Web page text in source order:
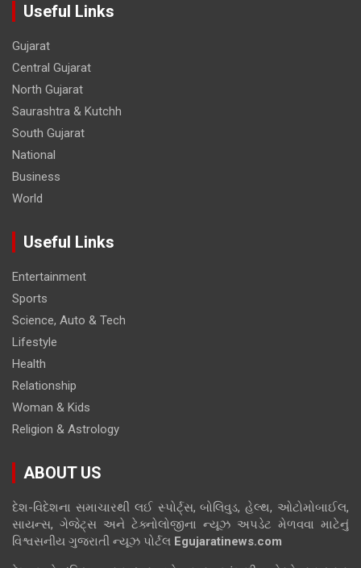
Useful Links
Gujarat
Central Gujarat
North Gujarat
Saurashtra & Kutchh
South Gujarat
National
Business
World
Useful Links
Entertainment
Sports
Science, Auto & Tech
Lifestyle
Health
Relationship
Woman & Kids
Religion & Astrology
ABOUT US
દેશ-વિદેશના સમાચારથી લઈ સ્પોર્ટ્સ, બોલિવુડ, હેલ્થ, ઓટોમોબાઈલ,
સાયન્સ, ગેજેટ્સ અને ટેક્નોલોજીના ન્યૂઝ અપડેટ મેળવવા માટેનું
વિશ્વસનીય ગુજરાતી ન્યૂઝ પોર્ટલ Egujaratinews.com